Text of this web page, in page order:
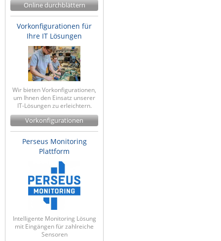
Online durchblättern
Vorkonfigurationen für
Ihre IT Lösungen
Wir bieten Vorkonfigurationen,
um Ihnen den Einsatz unserer
IT-Lösungen zu erleichtern.
Vorkonfigurationen
Perseus Monitoring
Plattform
Intelligente Monitoring Lösung
mit Eingängen für zahlreiche
Sensoren